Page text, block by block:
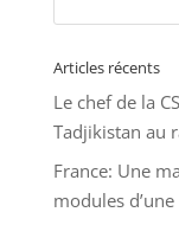
Articles récents
Le chef de la
Tadjikistan au
France: Une
modules